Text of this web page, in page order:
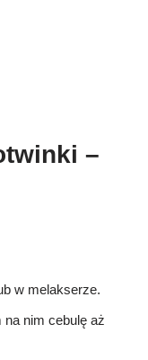
–
w melakserze.
na nim cebulę aż